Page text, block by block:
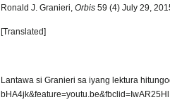
Ronald J. Granieri, Orbis 59 (4) July 29,
[Translated]
Lantawa si Granieri sa iyang lektura